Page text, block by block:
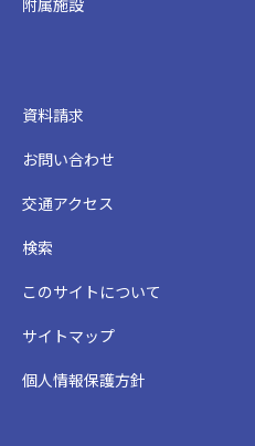
附属施設
資料請求
お問い合わせ
交通アクセス
検索
このサイトについて
サイトマップ
個人情報保護方針